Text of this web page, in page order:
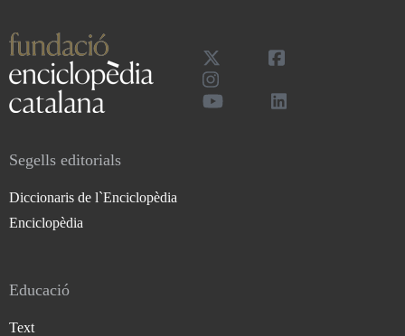
Segells editorials
Diccionaris de l`Enciclopèdia
Enciclopèdia
Educació
Text